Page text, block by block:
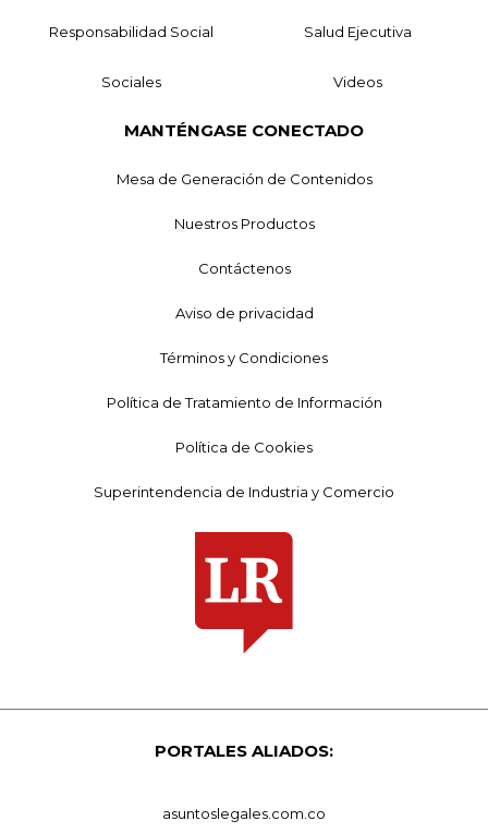
Responsabilidad Social Salud Ejecutiva
Sociales Videos
MANTÉNGASE CONECTADO
Mesa de Generación de Contenidos
Nuestros Productos
Contáctenos
Aviso de privacidad
Términos y Condiciones
Política de Tratamiento de Información
Política de Cookies
Superintendencia de Industria y Comercio
PORTALES ALIADOS:
asuntoslegales.com.co